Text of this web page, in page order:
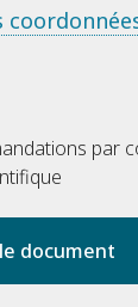
par
document